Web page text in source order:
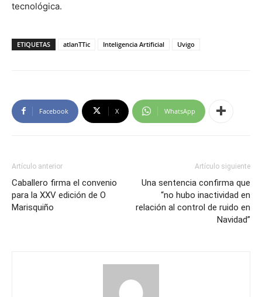
tecnológica.
ETIQUETAS atlanTTic Inteligencia Artificial Uvigo
Facebook X WhatsApp
Artículo anterior
Caballero firma el convenio
para la XXV edición de O
Marisquiño
Artículo siguiente
Una sentencia confirma que
“no hubo inactividad en
relación al control de ruido en
Navidad”